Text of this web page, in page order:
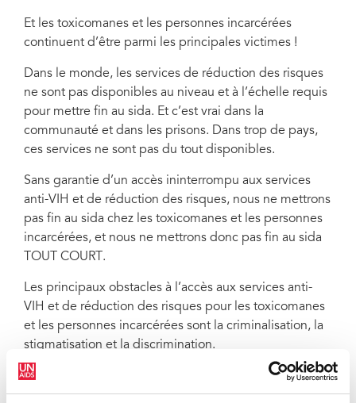
Et les toxicomanes et les personnes incarcérées
continuent d’être parmi les principales victimes !
Dans le monde, les services de réduction des risques
ne sont pas disponibles au niveau et à l’échelle requis
pour mettre fin au sida. Et c’est vrai dans la
communauté et dans les prisons. Dans trop de pays,
ces services ne sont pas du tout disponibles.
Sans garantie d’un accès ininterrompu aux services
anti-VIH et de réduction des risques, nous ne mettrons
pas fin au sida chez les toxicomanes et les personnes
incarcérées, et nous ne mettrons donc pas fin au sida
TOUT COURT.
Les principaux obstacles à l’accès aux services anti-
VIH et de réduction des risques pour les toxicomanes
et les personnes incarcérées sont la criminalisation, la
stigmatisation et la discrimination.
Nous ne mettrons pas fin aux inégalités et au sida sans
lutter contre ces obstacles et sans supprimer les lois et